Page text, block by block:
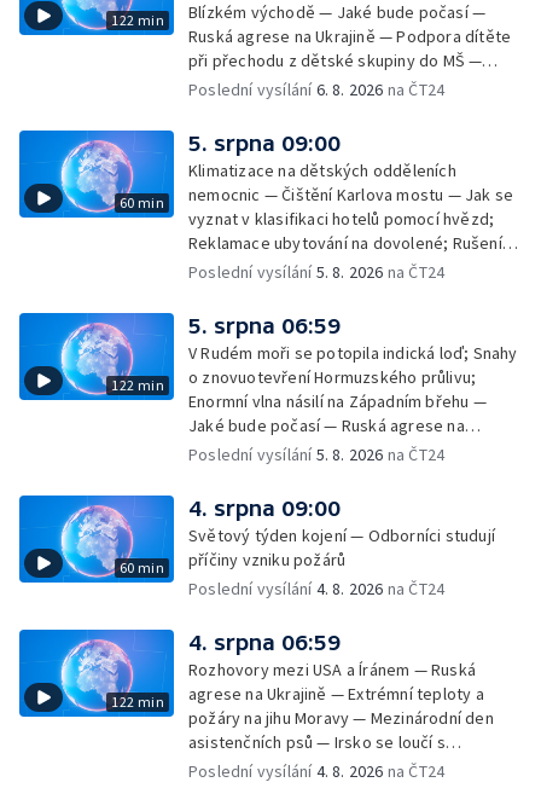
122 min
Blízkém východě — Jaké bude počasí —
Ruská agrese na Ukrajině — Podpora dítěte
při přechodu z dětské skupiny do MŠ —
Filmové premiéry týdne — Dvě deci tuše v
rakovinu prsu
Poslední vysílání6. 8. 2026 na ČT24
60 min
5. srpna 09:00
Klimatizace na dětských odděleních
nemocnic — Čištění Karlova mostu — Jak se
vyznat v klasifikaci hotelů pomocí hvězd;
Reklamace ubytování na dovolené; Rušení
dovolené kvůli přírodním živlům; Práva
na dovolené v zahraničí; Platby a výběry na
dovolené v zahraničí — Těžba léčivé rašeliny
u Malé Morávky
Poslední vysílání5. 8. 2026 na ČT24
122 min
5. srpna 06:59
V Rudém moři se potopila indická loď; Snahy
o znovuotevření Hormuzského průlivu;
Enormní vlna násilí na Západním břehu —
Jaké bude počasí — Ruská agrese na
Ukrajině — Vliv veder na lidské orgány — Při
— Třem obcím na Brněnsku dočasně došla
pitná voda — SP v orientačním běhu v Česku
— Horko a požáry sužují Evropu — Rybářský
příměstský tábor
Poslední vysílání5. 8. 2026 na ČT24
60 min
4. srpna 09:00
Světový týden kojení — Odborníci studují
příčiny vzniku požárů
Poslední vysílání4. 8. 2026 na ČT24
122 min
4. srpna 06:59
Rozhovory mezi USA a Íránem — Ruská
agrese na Ukrajině — Extrémní teploty a
požáry na jihu Moravy — Mezinárodní den
asistenčních psů — Irsko se loučí s
hudebníkem Glenem Hansardem
Poslední vysílání4. 8. 2026 na ČT24